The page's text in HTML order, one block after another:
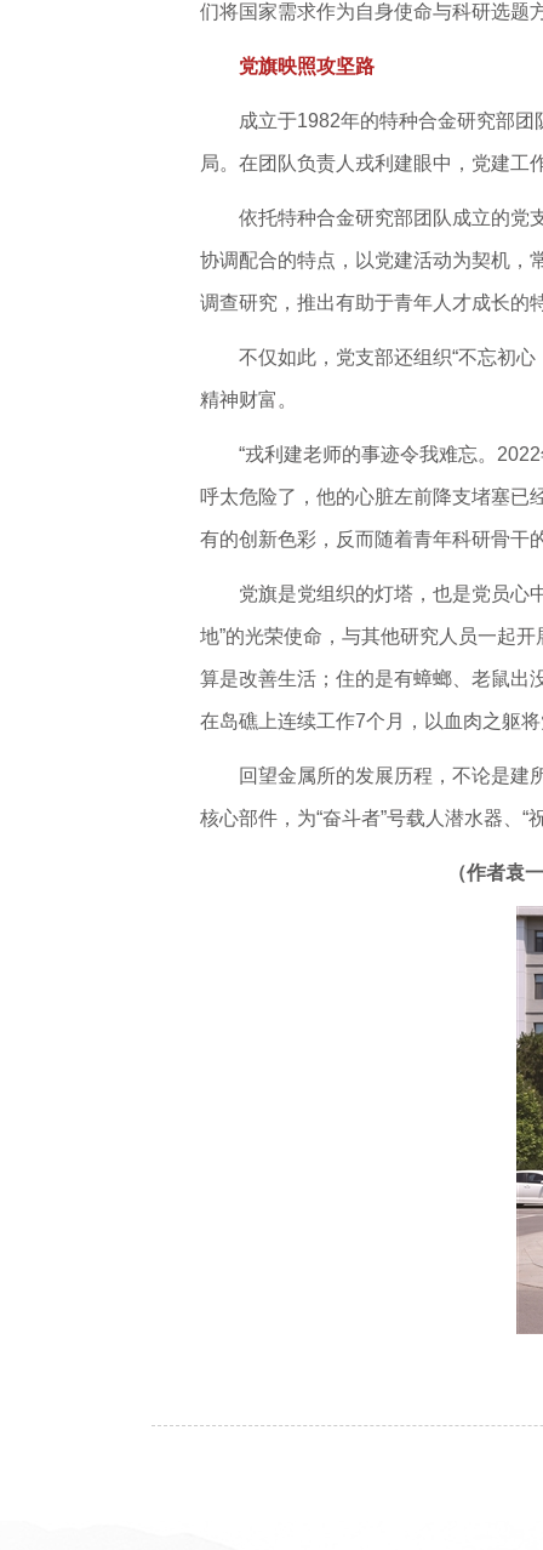
们将国家需求作为自身使命与科研选题
党旗映照攻坚路
成立于1982年的特种合金研究部
局。在团队负责人戎利建眼中，党建工
依托特种合金研究部团队成立的党
协调配合的特点，以党建活动为契机，
调查研究，推出有助于青年人才成长的
不仅如此，党支部还组织“不忘初
精神财富。
“戎利建老师的事迹令我难忘。
呼太危险了，他的心脏左前降支堵塞已
有的创新色彩，反而随着青年科研骨干
党旗是党组织的灯塔，也是党员心
地”的光荣使命，与其他研究人员一起
算是改善生活；住的是有蟑螂、老鼠出
在岛礁上连续工作7个月，以血肉之躯
回望金属所的发展历程，不论是建
核心部件，为“奋斗者”号载人潜水器、
（作者袁